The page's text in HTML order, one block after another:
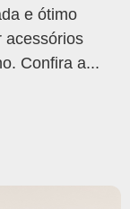
e ótimo
acessórios
Confira a...